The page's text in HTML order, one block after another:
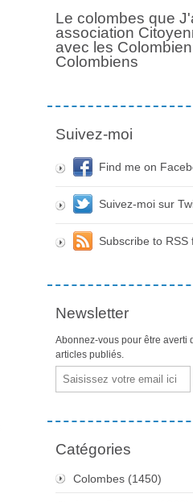
Le colombes que
association
avec les
Colombiens
Suivez-moi
Find me on
Suivez-moi sur
Subscribe to RSS
Newsletter
Abonnez-vous pour être averti
articles publiés.
Email
Catégories
Colombes (1450)